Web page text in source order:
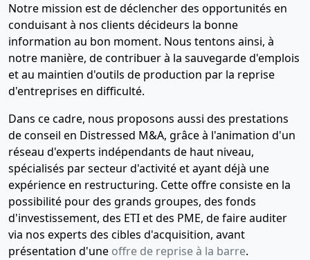
Notre mission est de déclencher des opportunités en
conduisant à nos clients décideurs la bonne
information au bon moment. Nous tentons ainsi, à
notre manière, de contribuer à la sauvegarde d'emplois
et au maintien d'outils de production par la reprise
d'entreprises en difficulté.
Dans ce cadre, nous proposons aussi des prestations
de conseil en Distressed M&A, grâce à l'animation d'un
réseau d'experts indépendants de haut niveau,
spécialisés par secteur d'activité et ayant déjà une
expérience en restructuring. Cette offre consiste en la
possibilité pour des grands groupes, des fonds
d'investissement, des ETI et des PME, de faire auditer
via nos experts des cibles d'acquisition, avant
présentation d'une offre de reprise à la barre.